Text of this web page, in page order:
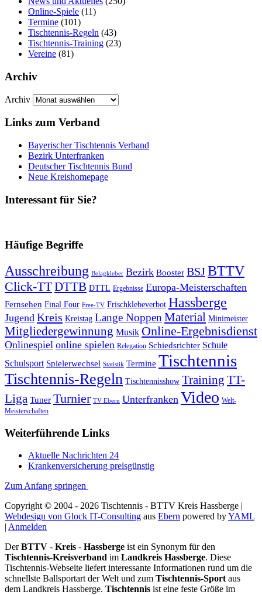
Online-Spiele (11)
Termine (101)
Tischtennis-Regeln (43)
Tischtennis-Training (23)
Vereine (81)
Archiv
Archiv
Links zum Verband
Bayerischer Tischtennis Verband
Bezirk Unterfranken
Deutscher Tischtennis Bund
Neue Kreishomepage
Interessant für Sie?
Häufige Begriffe
Ausschreibung Belagkleber Bezirk Booster BSJBTTV
Click-TTDTTB DTTL Ergebnisse Europa-Meisterschaften
Fernsehen Final Four Free-TV Frischklebeverbot Hassberge
Jugend Kreis Kreistag Lange Noppen Material Minimeister
Mitgliedergewinnung Musik Online-Ergebnisdienst
Onlinespiel online spielen Relegation Schiedsrichter Schule
Schulsport Spielerwechsel Statistik Termine Tischtennis
Tischtennis-Regeln Tischtennisshow Training TT-
Liga Tuner Turnier TV Ebern Unterfranken Video Welt-
Meisterschaften
Weiterführende Links
Aktuelle Nachrichten 24
Krankenversicherung preisgünstig
Zum Anfang springen
Copyright © 2004 - 2026 Tischtennis - BTTV Kreis Hassberge |
Webdesign von Glock IT-Consulting aus Ebern powered byYAML
| Anmelden
DerBTTV - Kreis - Hassberge ist ein Synonym für den
Tischtennis-Kreisverband im Landkreis Hassberge. Diese
Tischtennis-Webseite liefert interessante Informationen rund um die
schnellste Ballsportart der Welt und zum Tischtennis-Sport aus
dem Landkreis Hassberge. Tischtennis ist eine feste Größe im